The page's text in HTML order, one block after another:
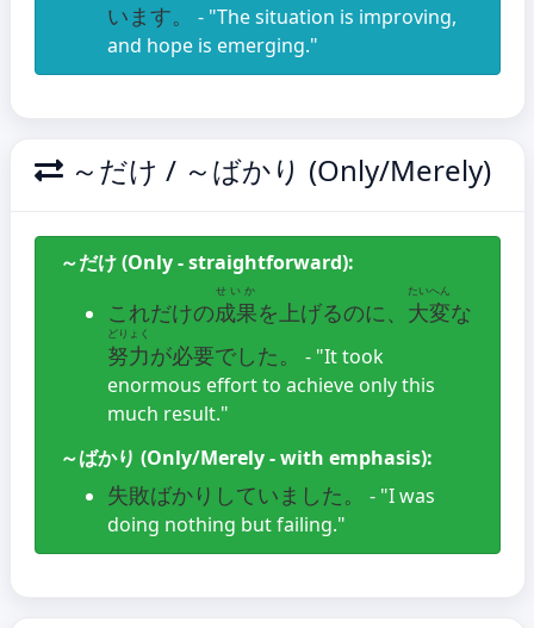
います。
- "The situation is improving,
and hope is emerging."
～だけ / ～ばかり (Only/Merely)
～だけ (Only - straightforward):
これだけの成果
せいか
を上げるのに、 大変
たいへん
な
努力
どりょく
が必要でした。
- "It took
enormous effort to achieve only this
much result."
～ばかり (Only/Merely - with emphasis):
失敗ばかりしていました。
- "I was
doing nothing but failing."